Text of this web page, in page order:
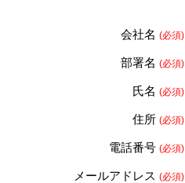
会社名 (必須)
部署名 (必須)
氏名 (必須)
住所 (必須)
電話番号 (必須)
メールアドレス (必須)